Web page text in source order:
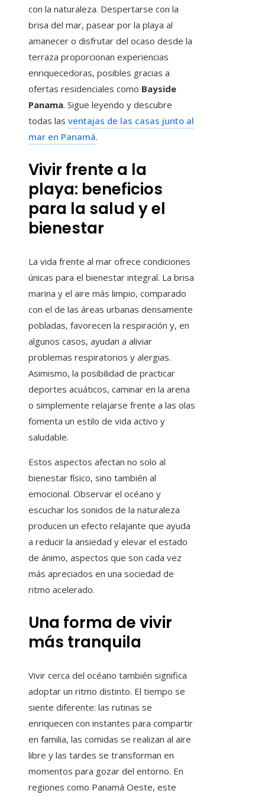
con la naturaleza. Despertarse con la
brisa del mar, pasear por la playa al
amanecer o disfrutar del ocaso desde la
terraza proporcionan experiencias
enriquecedoras, posibles gracias a
ofertas residenciales como Bayside
Panama. Sigue leyendo y descubre
todas las ventajas de las casas junto al
mar en Panamá.
Vivir frente a la
playa: beneficios
para la salud y el
bienestar
La vida frente al mar ofrece condiciones
únicas para el bienestar integral. La brisa
marina y el aire más limpio, comparado
con el de las áreas urbanas densamente
pobladas, favorecen la respiración y, en
algunos casos, ayudan a aliviar
problemas respiratorios y alergias.
Asimismo, la posibilidad de practicar
deportes acuáticos, caminar en la arena
o simplemente relajarse frente a las olas
fomenta un estilo de vida activo y
saludable.
Estos aspectos afectan no solo al
bienestar físico, sino también al
emocional. Observar el océano y
escuchar los sonidos de la naturaleza
producen un efecto relajante que ayuda
a reducir la ansiedad y elevar el estado
de ánimo, aspectos que son cada vez
más apreciados en una sociedad de
ritmo acelerado.
Una forma de vivir
más tranquila
Vivir cerca del océano también significa
adoptar un ritmo distinto. El tiempo se
siente diferente: las rutinas se
enriquecen con instantes para compartir
en familia, las comidas se realizan al aire
libre y las tardes se transforman en
momentos para gozar del entorno. En
regiones como Panamá Oeste, este